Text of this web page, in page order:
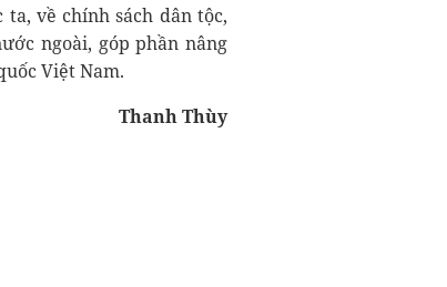
về chính sách dân tộc,
ngoài, góp phần nâng
Việt Nam.
Thanh Thùy